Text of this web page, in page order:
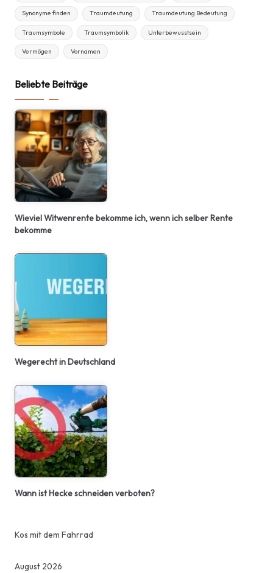
Synonyme finden Traumdeutung Traumdeutung Bedeutung
Traumsymbole Traumsymbolik Unterbewusstsein
Vermögen Vornamen
Beliebte Beiträge
Wieviel Witwenrente bekomme ich, wenn ich selber Rente
bekomme
Wegerecht in Deutschland
Wann ist Hecke schneiden verboten?
Kos mit dem Fahrrad
August 2026